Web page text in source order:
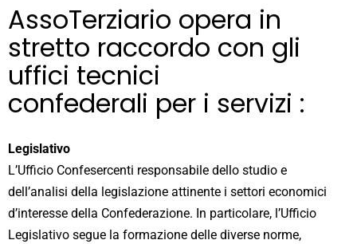
AssoTerziario opera in
stretto raccordo con gli
uffici tecnici
confederali per i servizi :
Legislativo
L’Ufficio Confesercenti responsabile dello studio e
dell’analisi della legislazione attinente i settori economici
d’interesse della Confederazione. In particolare, l’Ufficio
Legislativo segue la formazione delle diverse norme,